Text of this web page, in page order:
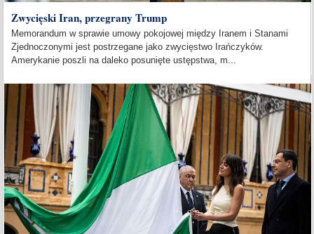
Zwycięski Iran, przegrany Trump
Memorandum w sprawie umowy pokojowej między Iranem i Stanami
Zjednoczonymi jest postrzegane jako zwycięstwo Irańczyków.
Amerykanie poszli na daleko posunięte ustępstwa, m...